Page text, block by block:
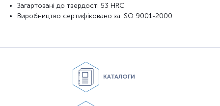
Загартовані до твердості 53 НRC
Виробництво сертифіковано за ISO 9001-2000
КАТАЛОГИ